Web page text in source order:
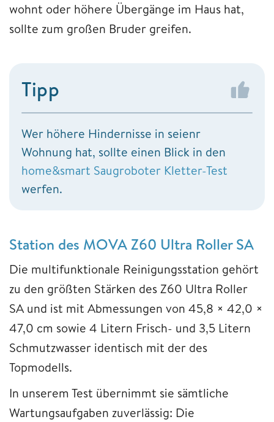
wohnt oder höhere Übergänge im Haus hat,
sollte zum großen Bruder greifen.
Tipp
Wer höhere Hindernisse in seienr
Wohnung hat, sollte einen Blick in den
home&smart Saugroboter Kletter-Test
werfen.
Station des MOVA Z60 Ultra Roller SA
Die multifunktionale Reinigungsstation gehört
zu den größten Stärken des Z60 Ultra Roller
SA und ist mit Abmessungen von 45,8 × 42,0 ×
47,0 cm sowie 4 Litern Frisch- und 3,5 Litern
Schmutzwasser identisch mit der des
Topmodells.
In unserem Test übernimmt sie sämtliche
Wartungsaufgaben zuverlässig: Die